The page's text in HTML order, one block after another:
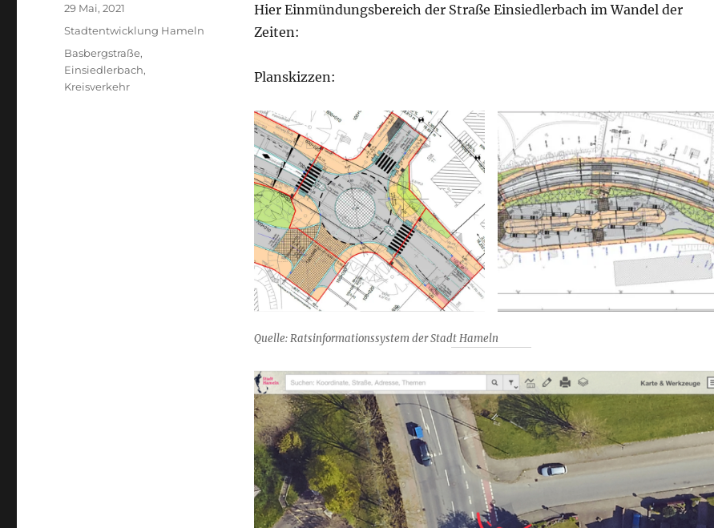
Hier Einmündungsbereich der Straße Einsiedlerbach im Wandel der
Zeiten:
Planskizzen:
Quelle: Ratsinformationssystem der Stadt Hameln
Veröffentlicht
29 Mai, 2021
Kategorien
Stadtentwicklung Hameln
Schlagwörter
Basbergstraße,
Einsiedlerbach,
Kreisverkehr